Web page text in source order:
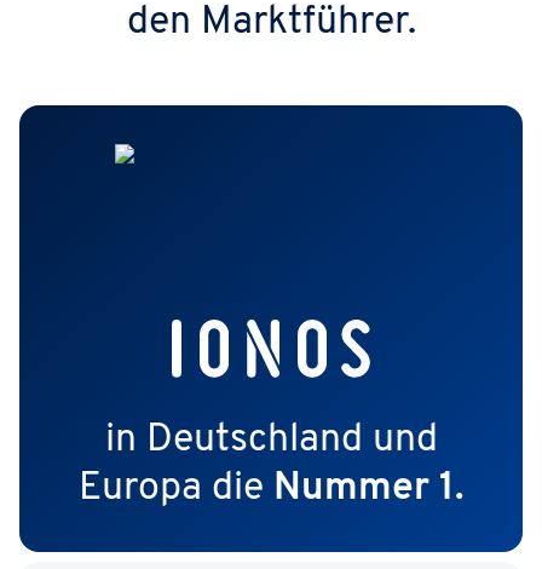
den Marktführer.
in Deutschland und
Europa die Nummer 1.